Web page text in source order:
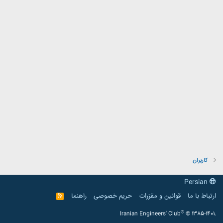
کاربران
ارتباط با ما
قوانین و مقرّرات حریم خصوصی راهنما
R
S
Iranian Engineers' Club® © 1385-1401.